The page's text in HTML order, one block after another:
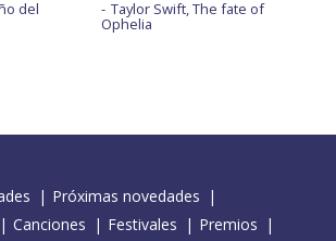
del Taylor Swift, The fate of
Ophelia
Próximas novedades
Canciones Festivales
Premios